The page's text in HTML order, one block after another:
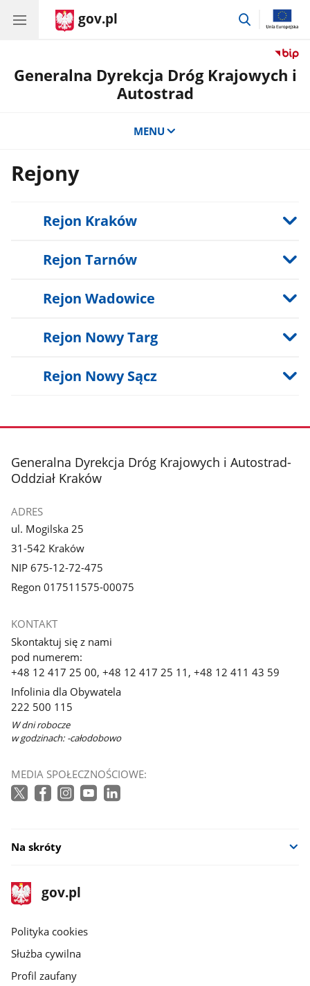
gov.pl
przejdź
Generalna Dyrekcja Dróg Krajowych i
Autostrad
MENU
Rejony
Rejon Kraków
Rejon Tarnów
Rejon Wadowice
Rejon Nowy Targ
Rejon Nowy Sącz
stopka
Generalna Dyrekcja Dróg Krajowych i Autostrad-
Oddział Kraków
ADRES
ul. Mogilska 25
31-542 Kraków
NIP 675-12-72-475
Regon 017511575-00075
KONTAKT
Skontaktuj się z nami
pod numerem:
+48 12 417 25 00, +48 12 417 25 11, +48 12 411 43 59
Infolinia dla Obywatela
222 500 115
W dni robocze
w godzinach: -całodobowo
MEDIA SPOŁECZNOŚCIOWE:
Na skróty
stopka
gov.pl
Strona
gov.pl
gov.pl
Polityka cookies
Służba cywilna
Profil zaufany